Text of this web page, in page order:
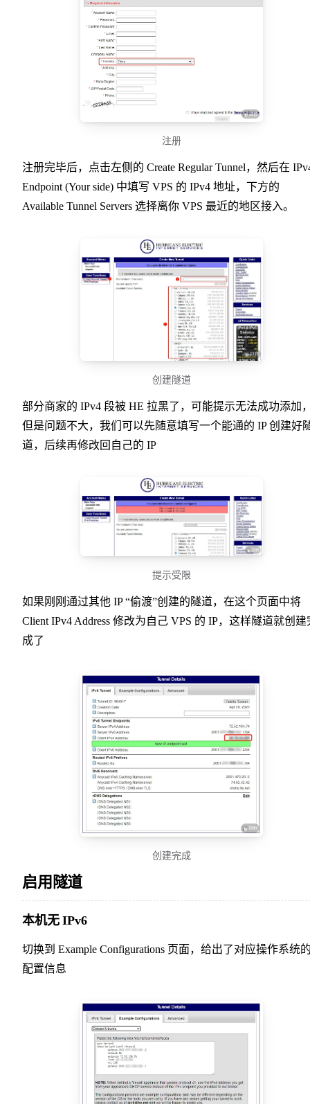
注册
注册完毕后，点击左侧的 Create Regular Tunnel，然后在
Endpoint (Your side) 中填写 VPS 的 IPv4 地址，下方的
Available Tunnel Servers 选择离你 VPS 最近的地区接入。
创建隧道
部分商家的 IPv4 段被 HE 拉黑了，可能提示无法成功添加
但是问题不大，我们可以先随意填写一个能通的 IP 创建好
道，后续再修改回自己的 IP
提示受限
如果刚刚通过其他 IP “偷渡”创建的隧道，在这个页面中将
Client IPv4 Address 修改为自己 VPS 的 IP，这样隧道就创建
成了
创建完成
启用隧道
本机无 IPv6
切换到 Example Configurations 页面，给出了对应操作系统
配置信息